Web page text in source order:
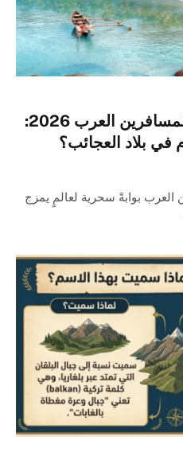
دليل السياحة في الهند للمسافرين العرب 2026:
في بلاد العجائب؟
العرب بوابةً سحرية لعالمٍ يمزج